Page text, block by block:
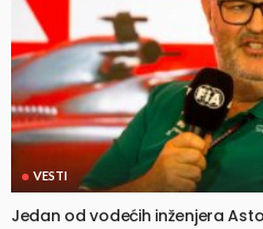
VESTI
Jedan od vodećih inženjera